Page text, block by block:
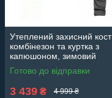
Утеплений захисний
комбінезон та куртка з
капюшоном, зимовий
спецодяг ARTMASTER
CLASSIC WIN LONG
Готово до відправки
3 439 ₴ 4 999 ₴